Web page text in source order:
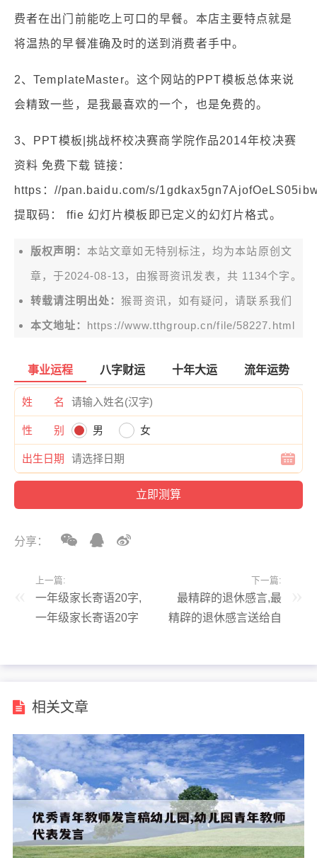
费者在出门前能吃上可口的早餐。本店主要特点就是
将温热的早餐准确及时的送到消费者手中。
2、TemplateMaster。这个网站的PPT模板总体来说
会精致一些，是我最喜欢的一个，也是免费的。
3、PPT模板|挑战杯校决赛商学院作品2014年校决赛
资料 免费下载 链接：
https：//pan.baidu.com/s/
提取码： ffie 幻灯片模板即已定义的幻灯片格式。
版权声明： 本站文章如无特别标注，均为本站原创文
章，于2024-08-13，由猴哥资讯 发表，共 1134个字。
转载请注明出处：猴哥资讯，如有疑问，请联系我们
本文地址： https://www.tthgroup.cn/file/58227.html
事业运程 八字财运 十年大运 流年运势
姓 名
性 别 男 女
出生日期
分享：
上一篇:
一年级家长寄语20字,
一年级家长寄语20字
下一篇:
最精辟的退休感言,最
精辟的退休感言送给自
相关文章